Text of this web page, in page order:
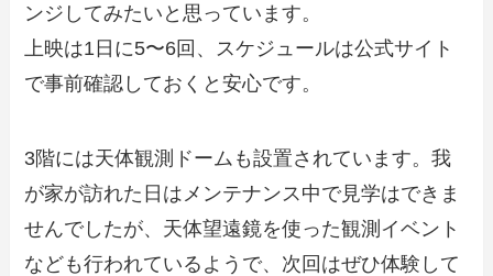
ンジしてみたいと思っています。
上映は1日に5〜6回、スケジュールは公式サイト
で事前確認しておくと安心です。
3階には天体観測ドームも設置されています。我
が家が訪れた日はメンテナンス中で見学はできま
せんでしたが、天体望遠鏡を使った観測イベント
なども行われているようで、次回はぜひ体験して